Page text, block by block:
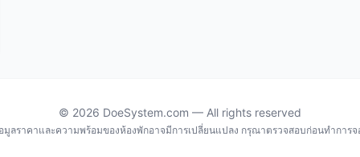
© 2026 DoeSystem.com — All rights reserved
มูลราคาและความพร้อมของห้องพักอาจมีการเปลี่ยนแปลง กรุณาตรวจสอบก่อนทำการจ